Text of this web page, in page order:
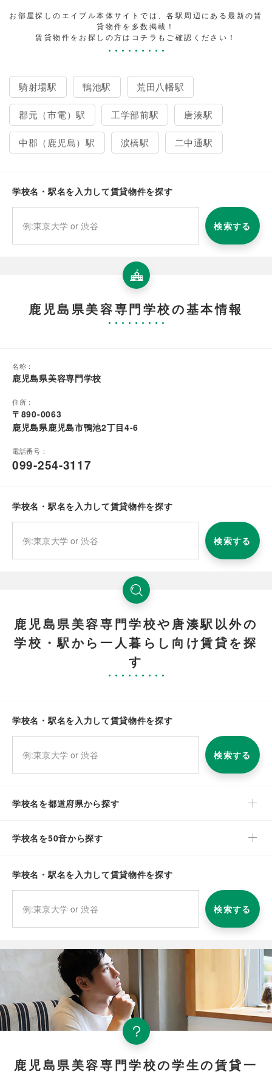
お部屋探しのエイブル本体サイトでは、各駅周辺にある最新の賃
貸物件を多数掲載！
賃貸物件をお探しの方はコチラもご確認ください！
騎射場駅 鴨池駅 荒田八幡駅
郡元（市電）駅 工学部前駅 唐湊駅
中郡（鹿児島）駅 涙橋駅 二中通駅
学校名・駅名を入力して賃貸物件を探す
検索する
鹿児島県美容専門学校の基本情報
名称：
鹿児島県美容専門学校
住所：
〒890-0063
鹿児島県鹿児島市鴨池2丁目4-6
電話番号：
099-254-3117
学校名・駅名を入力して賃貸物件を探す
検索する
鹿児島県美容専門学校や唐湊駅以外の
学校・駅から一人暮らし向け賃貸を探
す
学校名・駅名を入力して賃貸物件を探す
検索する
学校名を都道府県から探す
学校名を50音から探す
学校名・駅名を入力して賃貸物件を探す
検索する
鹿児島県美容専門学校の学生の賃貸一